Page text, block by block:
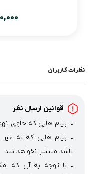
نظرات کاربران
قوانین ارسال نظر
پیام هایی که حاوی
پیام هایی که به غیر
باشد منتشر نخواهد شد.
با توجه به آن که